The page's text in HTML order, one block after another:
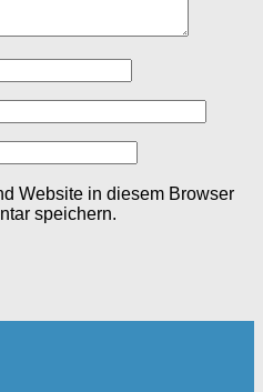
Website in diesem Browser
speichern.